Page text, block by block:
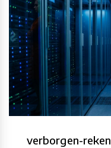
verborgen-